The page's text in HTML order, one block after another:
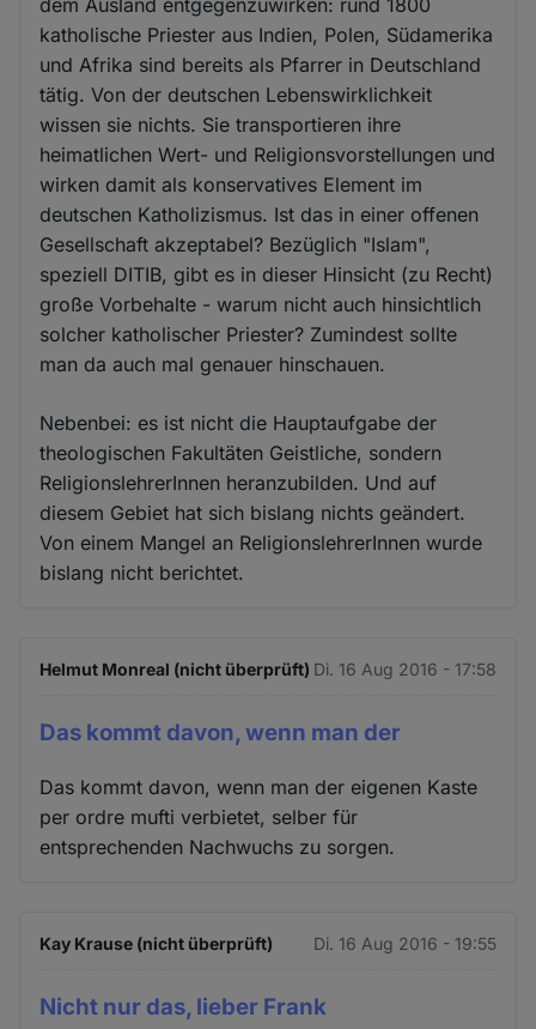
dem Ausland entgegenzuwirken: rund 1800
katholische Priester aus Indien, Polen, Südamerika
und Afrika sind bereits als Pfarrer in Deutschland
tätig. Von der deutschen Lebenswirklichkeit
wissen sie nichts. Sie transportieren ihre
heimatlichen Wert- und Religionsvorstellungen und
wirken damit als konservatives Element im
deutschen Katholizismus. Ist das in einer offenen
Gesellschaft akzeptabel? Bezüglich "Islam",
speziell DITIB, gibt es in dieser Hinsicht (zu Recht)
große Vorbehalte - warum nicht auch hinsichtlich
solcher katholischer Priester? Zumindest sollte
man da auch mal genauer hinschauen.
Nebenbei: es ist nicht die Hauptaufgabe der
theologischen Fakultäten Geistliche, sondern
ReligionslehrerInnen heranzubilden. Und auf
diesem Gebiet hat sich bislang nichts geändert.
Von einem Mangel an ReligionslehrerInnen wurde
bislang nicht berichtet.
Helmut Monreal (nicht überprüft) Di. 16 Aug 2016 - 17:58
Das kommt davon, wenn man der
Das kommt davon, wenn man der eigenen Kaste
per ordre mufti verbietet, selber für
entsprechenden Nachwuchs zu sorgen.
Kay Krause (nicht überprüft) Di. 16 Aug 2016 - 19:55
Nicht nur das, lieber Frank